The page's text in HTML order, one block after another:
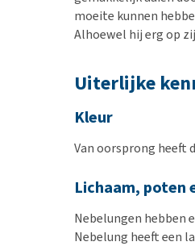
moeite kunnen
Alhoewel hij erg op
Uiterlijke
Kleur
Van oorsprong heeft
Lichaam, poten
Nebelungen hebben
Nebelung heeft een